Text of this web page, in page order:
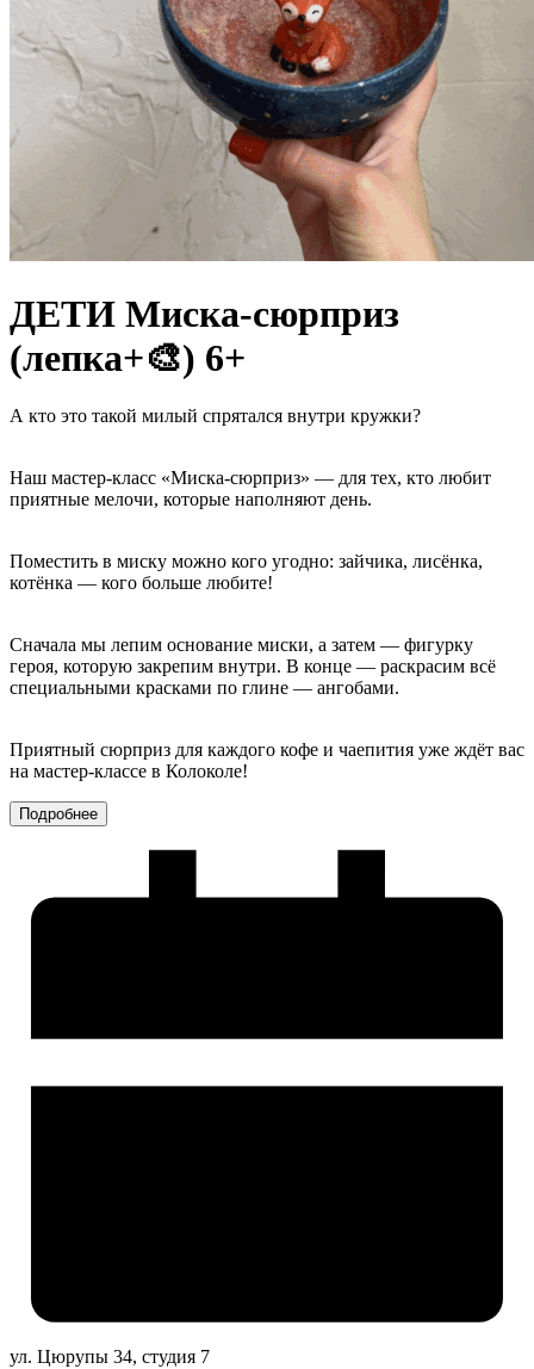
ДЕТИ Миска-сюрприз
(лепка+🎨) 6+
А кто это такой милый спрятался внутри кружки?
Наш мастер-класс «Миска-сюрприз» — для тех, кто любит
приятные мелочи, которые наполняют день.
Поместить в миску можно кого угодно: зайчика, лисёнка,
котёнка — кого больше любите!
Сначала мы лепим основание миски, а затем — фигурку
героя, которую закрепим внутри. В конце — раскрасим всё
специальными красками по глине — ангобами.
Приятный сюрприз для каждого кофе и чаепития уже ждёт вас
на мастер-классе в Колоколе!
Подробнее
ул. Цюрупы 34, студия 7